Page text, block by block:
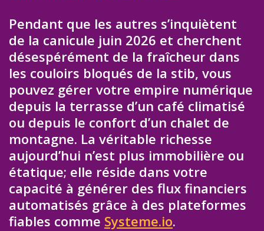
Pendant que les autres s’inquiètent
de la canicule juin 2026 et cherchent
désespérément de la fraîcheur dans
les couloirs bloqués de la stib, vous
pouvez gérer votre empire numérique
depuis la terrasse d’un café climatisé
ou depuis le confort d’un chalet de
montagne. La véritable richesse
aujourd’hui n’est plus immobilière ou
étatique; elle réside dans votre
capacité à générer des flux financiers
automatisés grâce à des plateformes
fiables comme Systeme.io.